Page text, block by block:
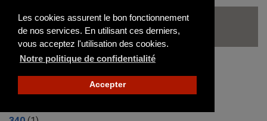
Les cookies assurent le bon fonctionnement
de nos services. En utilisant ces derniers,
vous acceptez l'utilisation des cookies.
Notre politique de confidentialité
Accepter
Les autres modèles de Jaguar
disponibles sur le site